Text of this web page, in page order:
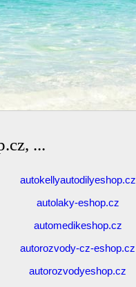
...
autokellyautodilyeshop.cz
autolaky-eshop.cz
automedikeshop.cz
autorozvody-cz-eshop.cz
autorozvodyeshop.cz